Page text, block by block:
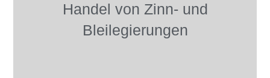
Handel von Zinn- und
Bleilegierungen